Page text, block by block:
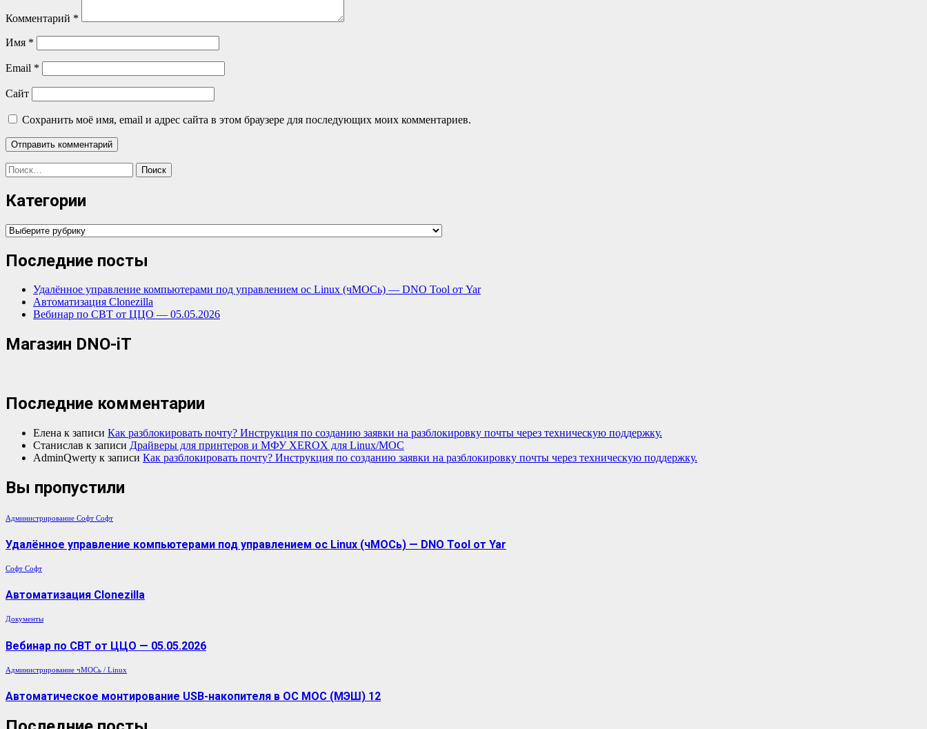
Комментарий *
Имя *
Email *
Сайт
Сохранить моё имя, email и адрес сайта в этом браузере для последующих моих комментариев.
Найти:
Категории
Категории
Последние посты
Удалённое управление компьютерами под управлением ос Linux (чМОСь) — DNO Tool от Yar
Автоматизация Clonezilla
Вебинар по СВТ от ЦЦО — 05.05.2026
Магазин DNO-iT
Последние комментарии
Елена к записи Как разблокировать почту? Инструкция по созданию заявки на разблокировку почты через техническую поддержку.
Станислав к записи Драйверы для принтеров и МФУ XEROX для Linux/МОС
AdminQwerty к записи Как разблокировать почту? Инструкция по созданию заявки на разблокировку почты через техническую поддержку.
Вы пропустили
Администрирование Софт Софт
Удалённое управление компьютерами под управлением ос Linux (чМОСь) — DNO Tool от Yar
Софт Софт
Автоматизация Clonezilla
Документы
Вебинар по СВТ от ЦЦО — 05.05.2026
Администрирование чМОСь / Linux
Автоматическое монтирование USB-накопителя в ОС МОС (МЭШ) 12